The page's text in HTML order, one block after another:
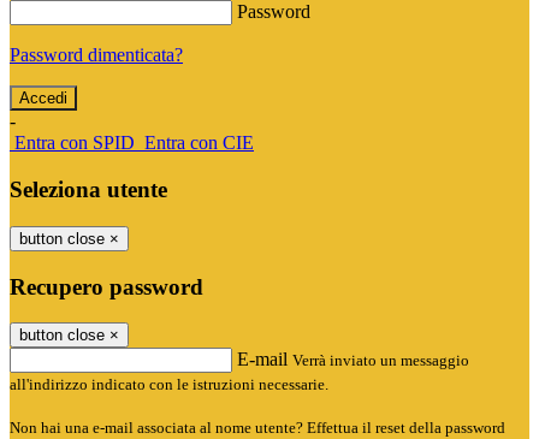
Password
Password dimenticata?
-
Entra con SPID Entra con CIE
Seleziona utente
button close ×
Recupero password
button close ×
E-mail Verrà inviato un messaggio
all'indirizzo indicato con le istruzioni necessarie.
Non hai una e-mail associata al nome utente? Effettua il reset della password